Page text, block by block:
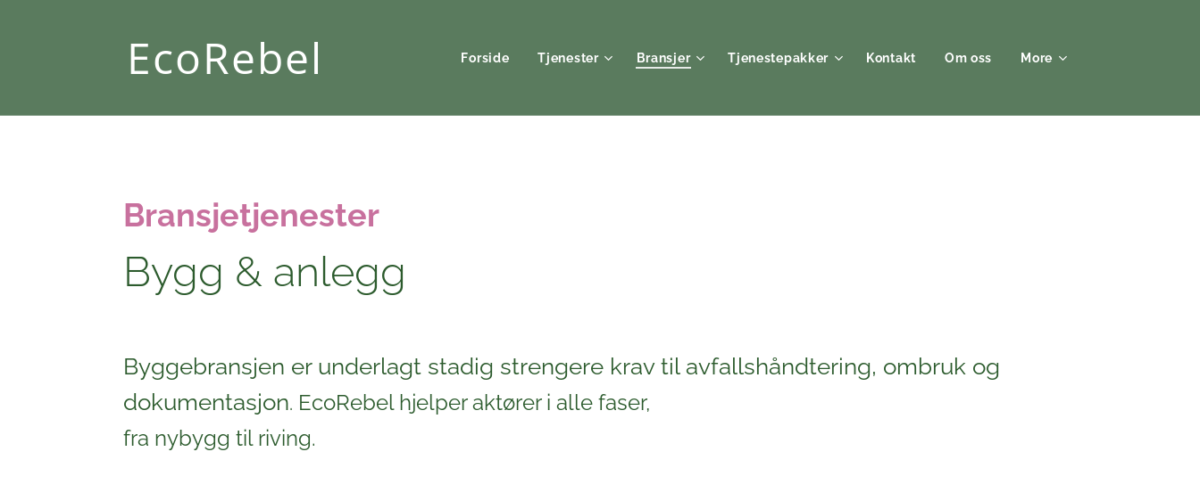
EcoRebel Forside Tjenester Bransjer Tjenestepakker Kontakt Om oss More
Bransjetjenester
Bygg & anlegg
Byggebransjen er underlagt stadig strengere krav til avfallshåndtering, ombruk og
dokumentasjon. EcoRebel hjelper aktører i alle faser,
fra nybygg til riving.